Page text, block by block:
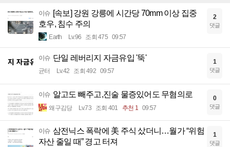
이슈 [속보] 강원 강릉에 시간당 70mm 이상 집중
호우, 침수 주의
Earth Lv.96 조회 475 09:57
2
댓글
이슈 단일 레버리지 자금유입 '뚝'
균터 Lv.42 조회 492 09:57
1
댓글
이슈 알고도 빼주고,진술 물증있어도 무혐의로
왜구김당 Lv.73 조회 401 추천 1 09:57
0
댓글
이슈 삼전닉스 폭락에 美 주식 샀더니…월가 “위험
자산 줄일 때” 경고 터져
1
댓글